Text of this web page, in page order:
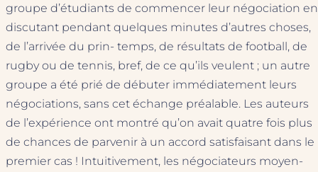
groupe d’étudiants de commencer leur négociation en
discutant pendant quelques minutes d’autres choses,
de l’arrivée du prin- temps, de résultats de football, de
rugby ou de tennis, bref, de ce qu’ils veulent ; un autre
groupe a été prié de débuter immédiatement leurs
négociations, sans cet échange préalable. Les auteurs
de l’expérience ont montré qu’on avait quatre fois plus
de chances de parvenir à un accord satisfaisant dans le
premier cas ! Intuitivement, les négociateurs moyen-